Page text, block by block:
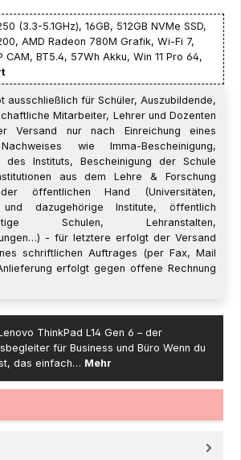
(3.3-5.1GHz), 16GB, 512GB NVMe SSD,
AMD Radeon 780M Grafik, Wi-Fi 7,
CAM, BT5.4, 57Wh Akku, Win 11 Pro 64,
ausschließlich für Schüler, Auszubildende,
Mitarbeiter, Lehrer und Dozenten
Versand nur nach Einreichung eines
wie Imma-Bescheinigung,
des Instituts, Bescheinigung der Schule
aus dem Lehre & Forschung
öffentlichen Hand (Universitäten,
und dazugehörige Institute, öffentlich
Schulen, Lehranstalten,
- für letztere erfolgt der Versand
schriftlichen Auftrages (per Fax, Mail
erfolgt gegen offene Rechnung
ThinkPad L14 Gen 6 – der
für Business und Büro Wenn du
das einfach… Mehr